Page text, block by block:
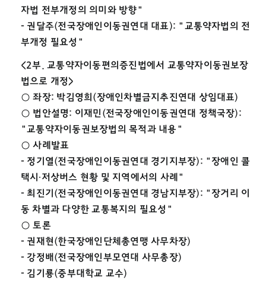
자법 전부개정의 의미와 방향"
- 권달주(전국장애인이동권연대 대표): "교통약자법의 전
부개정 필요성"
<2부. 교통약자이동편의증진법에서 교통약자이동권보장
법으로 개정>
○ 좌장: 박김영희(장애인차별금지추진연대 상임대표)
○ 법안설명: 이재민(전국장애인이동권연대 정책국장):
"교통약자이동권보장법의 목적과 내용"
○ 사례발표
- 정기열(전국장애인이동권연대 경기지부장): "장애인 콜
택시∙저상버스 현황 및 지역에서의 사례"
- 최진기(전국장애인이동권연대 경남지부장): "장거리 이
동 차별과 다양한 교통복지의 필요성"
○ 토론
- 권재현(한국장애인단체총연맹 사무차장)
- 강정배(전국장애인부모연대 사무총장)
- 김기룡(중부대학교 교수)